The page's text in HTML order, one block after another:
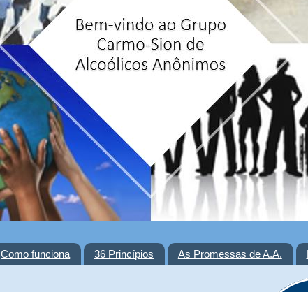
Como funciona 36 Princípios As Promessas de A.A.